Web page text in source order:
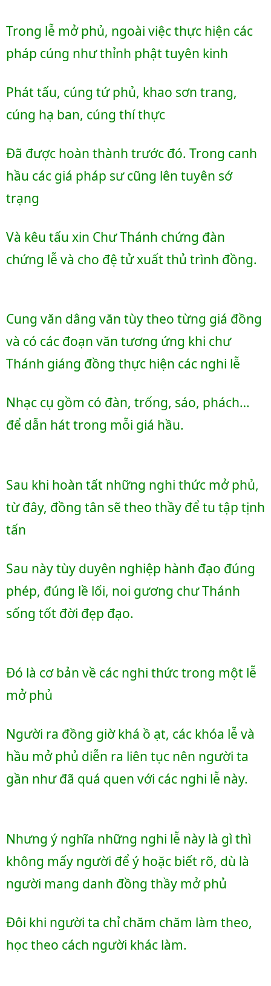
Trong lễ mở phủ, ngoài việc thực hiện các
pháp cúng như thỉnh phật tuyên kinh
Phát tấu, cúng tứ phủ, khao sơn trang,
cúng hạ ban, cúng thí thực
Đã được hoàn thành trước đó. Trong canh
hầu các giá pháp sư cũng lên tuyên sớ
trạng
Và kêu tấu xin Chư Thánh chứng đàn
chứng lễ và cho đệ tử xuất thủ trình đồng.
Cung văn dâng văn tùy theo từng giá đồng
và có các đoạn văn tương ứng khi chư
Thánh giáng đồng thực hiện các nghi lễ
Nhạc cụ gồm có đàn, trống, sáo, phách…
để dẫn hát trong mỗi giá hầu.
Sau khi hoàn tất những nghi thức mở phủ,
từ đây, đồng tân sẽ theo thầy để tu tập tịnh
tấn
Sau này tùy duyên nghiệp hành đạo đúng
phép, đúng lề lối, noi gương chư Thánh
sống tốt đời đẹp đạo.
Đó là cơ bản về các nghi thức trong một lễ
mở phủ
Người ra đồng giờ khá ồ ạt, các khóa lễ và
hầu mở phủ diễn ra liên tục nên người ta
gần như đã quá quen với các nghi lễ này.
Nhưng ý nghĩa những nghi lễ này là gì thì
không mấy người để ý hoặc biết rõ, dù là
người mang danh đồng thầy mở phủ
Đôi khi người ta chỉ chăm chăm làm theo,
học theo cách người khác làm.